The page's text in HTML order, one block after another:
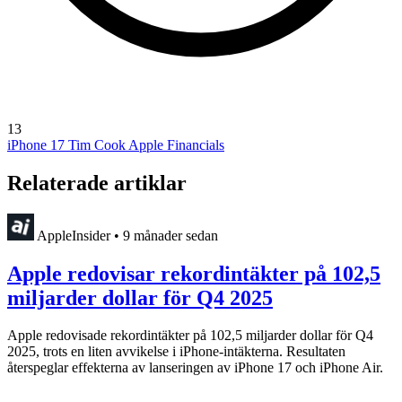
13
iPhone 17 Tim Cook Apple Financials
Relaterade artiklar
AppleInsider • 9 månader sedan
Apple redovisar rekordintäkter på 102,5
miljarder dollar för Q4 2025
Apple redovisade rekordintäkter på 102,5 miljarder dollar för Q4
2025, trots en liten avvikelse i iPhone-intäkterna. Resultaten
återspeglar effekterna av lanseringen av iPhone 17 och iPhone Air.